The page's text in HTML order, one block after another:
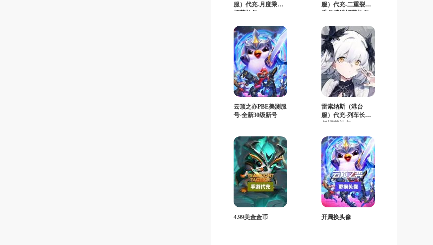
服）代充-月度乘员
招募礼包
服）代充-二重裂变
乘员精选招募礼包
云顶之亦PBE美测服
号-全新30级新号
雷索纳斯（港台
服）代充-列车长上
任招募礼包
4.99美金金币 开局换头像